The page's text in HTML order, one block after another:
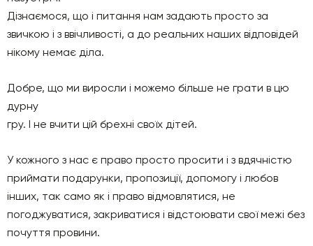
Дізнаємося, що і питання нам задають просто за
звичкою і з ввічливості, а до реальних наших відповідей
нікому немає діла.
Добре, що ми виросли і можемо більше не грати в цю
дурну
гру. І не вчити цій брехні своїх дітей.
У кожного з нас є право просто просити і з вдячністю
приймати подарунки, пропозиції, допомогу і любов
інших, так само як і право відмовлятися, не
погоджуватися, закриватися і відстоювати свої межі без
почуття провини.